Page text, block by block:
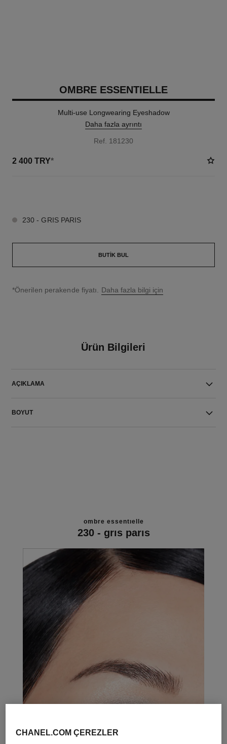
OMBRE ESSENTIELLE
Multi-use Longwearing Eyeshadow
Daha fazla ayrıntı
Ref. 181230
2 400 TRY*
230 - GRIS PARIS
BUTIK BUL
↩
*Önerilen perakende fiyatı. Daha fazla bilgi için
Ürün Bilgileri
AÇIKLAMA
BOYUT
ombre essentielle
230 - gris paris
CHANEL.COM ÇEREZLER